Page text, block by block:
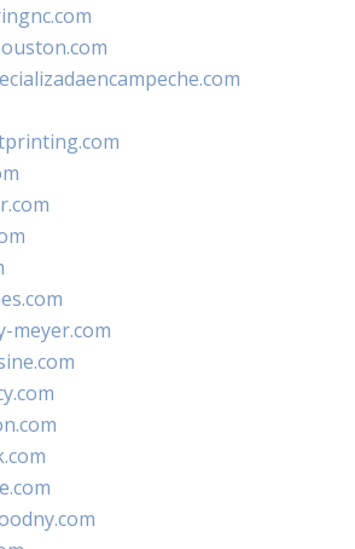
meyer.com